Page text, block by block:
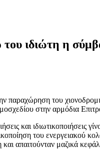
ιδιώτη η
παραχώρηση του
στην αρμόδια
και
του ενεργειακού
και απαιτούνταν μαζικά